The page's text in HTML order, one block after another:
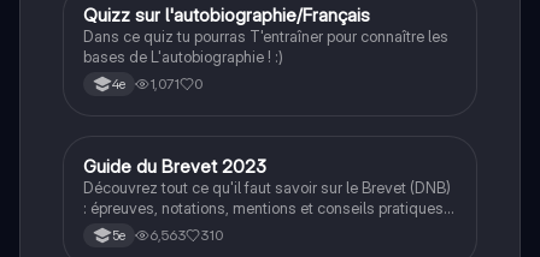
QFrançais
Quizz sur l'autobiographie/Français
Dans ce quiz tu pourras T'entraîner pour connaître les
bases de L'autobiographie ! :)
4e 1,071 0
Méthodo
Guide du Brevet 2023
Découvrez tout ce qu'il faut savoir sur le Brevet (DNB)
: épreuves, notations, mentions et conseils pratiques
pour réussir. Ce document inclut des informations sur
les épreuves de français, maths, sciences, et histoire-
5e 6,563 310